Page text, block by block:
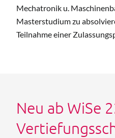
Mechatronik u.
Masterstudium zu
Teilnahme einer
Neu ab WiSe